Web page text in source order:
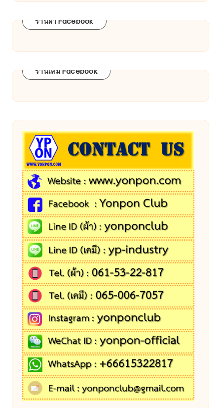
ร้านผ้า Facebook
ร้านเคมี Facebook